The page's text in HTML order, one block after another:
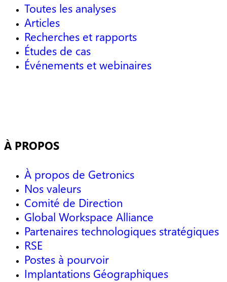
Toutes les analyses
Articles
Recherches et rapports
Études de cas
Événements et webinaires
À PROPOS
À propos de Getronics
Nos valeurs
Comité de Direction
Global Workspace Alliance
Partenaires technologiques stratégiques
RSE
Postes à pourvoir
Implantations Géographiques